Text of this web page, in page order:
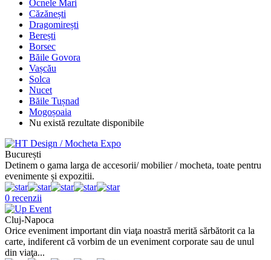
Ocnele Mari
Căzănești
Dragomirești
Berești
Borsec
Băile Govora
Vașcău
Solca
Nucet
Băile Tușnad
Mogoșoaia
Nu există rezultate disponibile
București
Detinem o gama larga de accesorii/ mobilier / mocheta, toate pentru
evenimente și expozitii.
0 recenzii
Cluj-Napoca
Orice eveniment important din viaţa noastră merită sărbătorit ca la
carte, indiferent că vorbim de un eveniment corporate sau de unul
din viaţa...